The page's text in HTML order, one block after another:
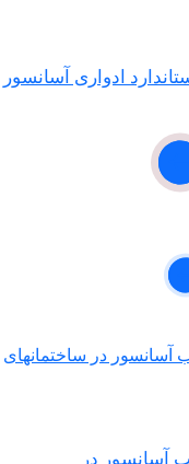
1405 [هزینه استاندارد ادواری آسانسور
آسانسور در